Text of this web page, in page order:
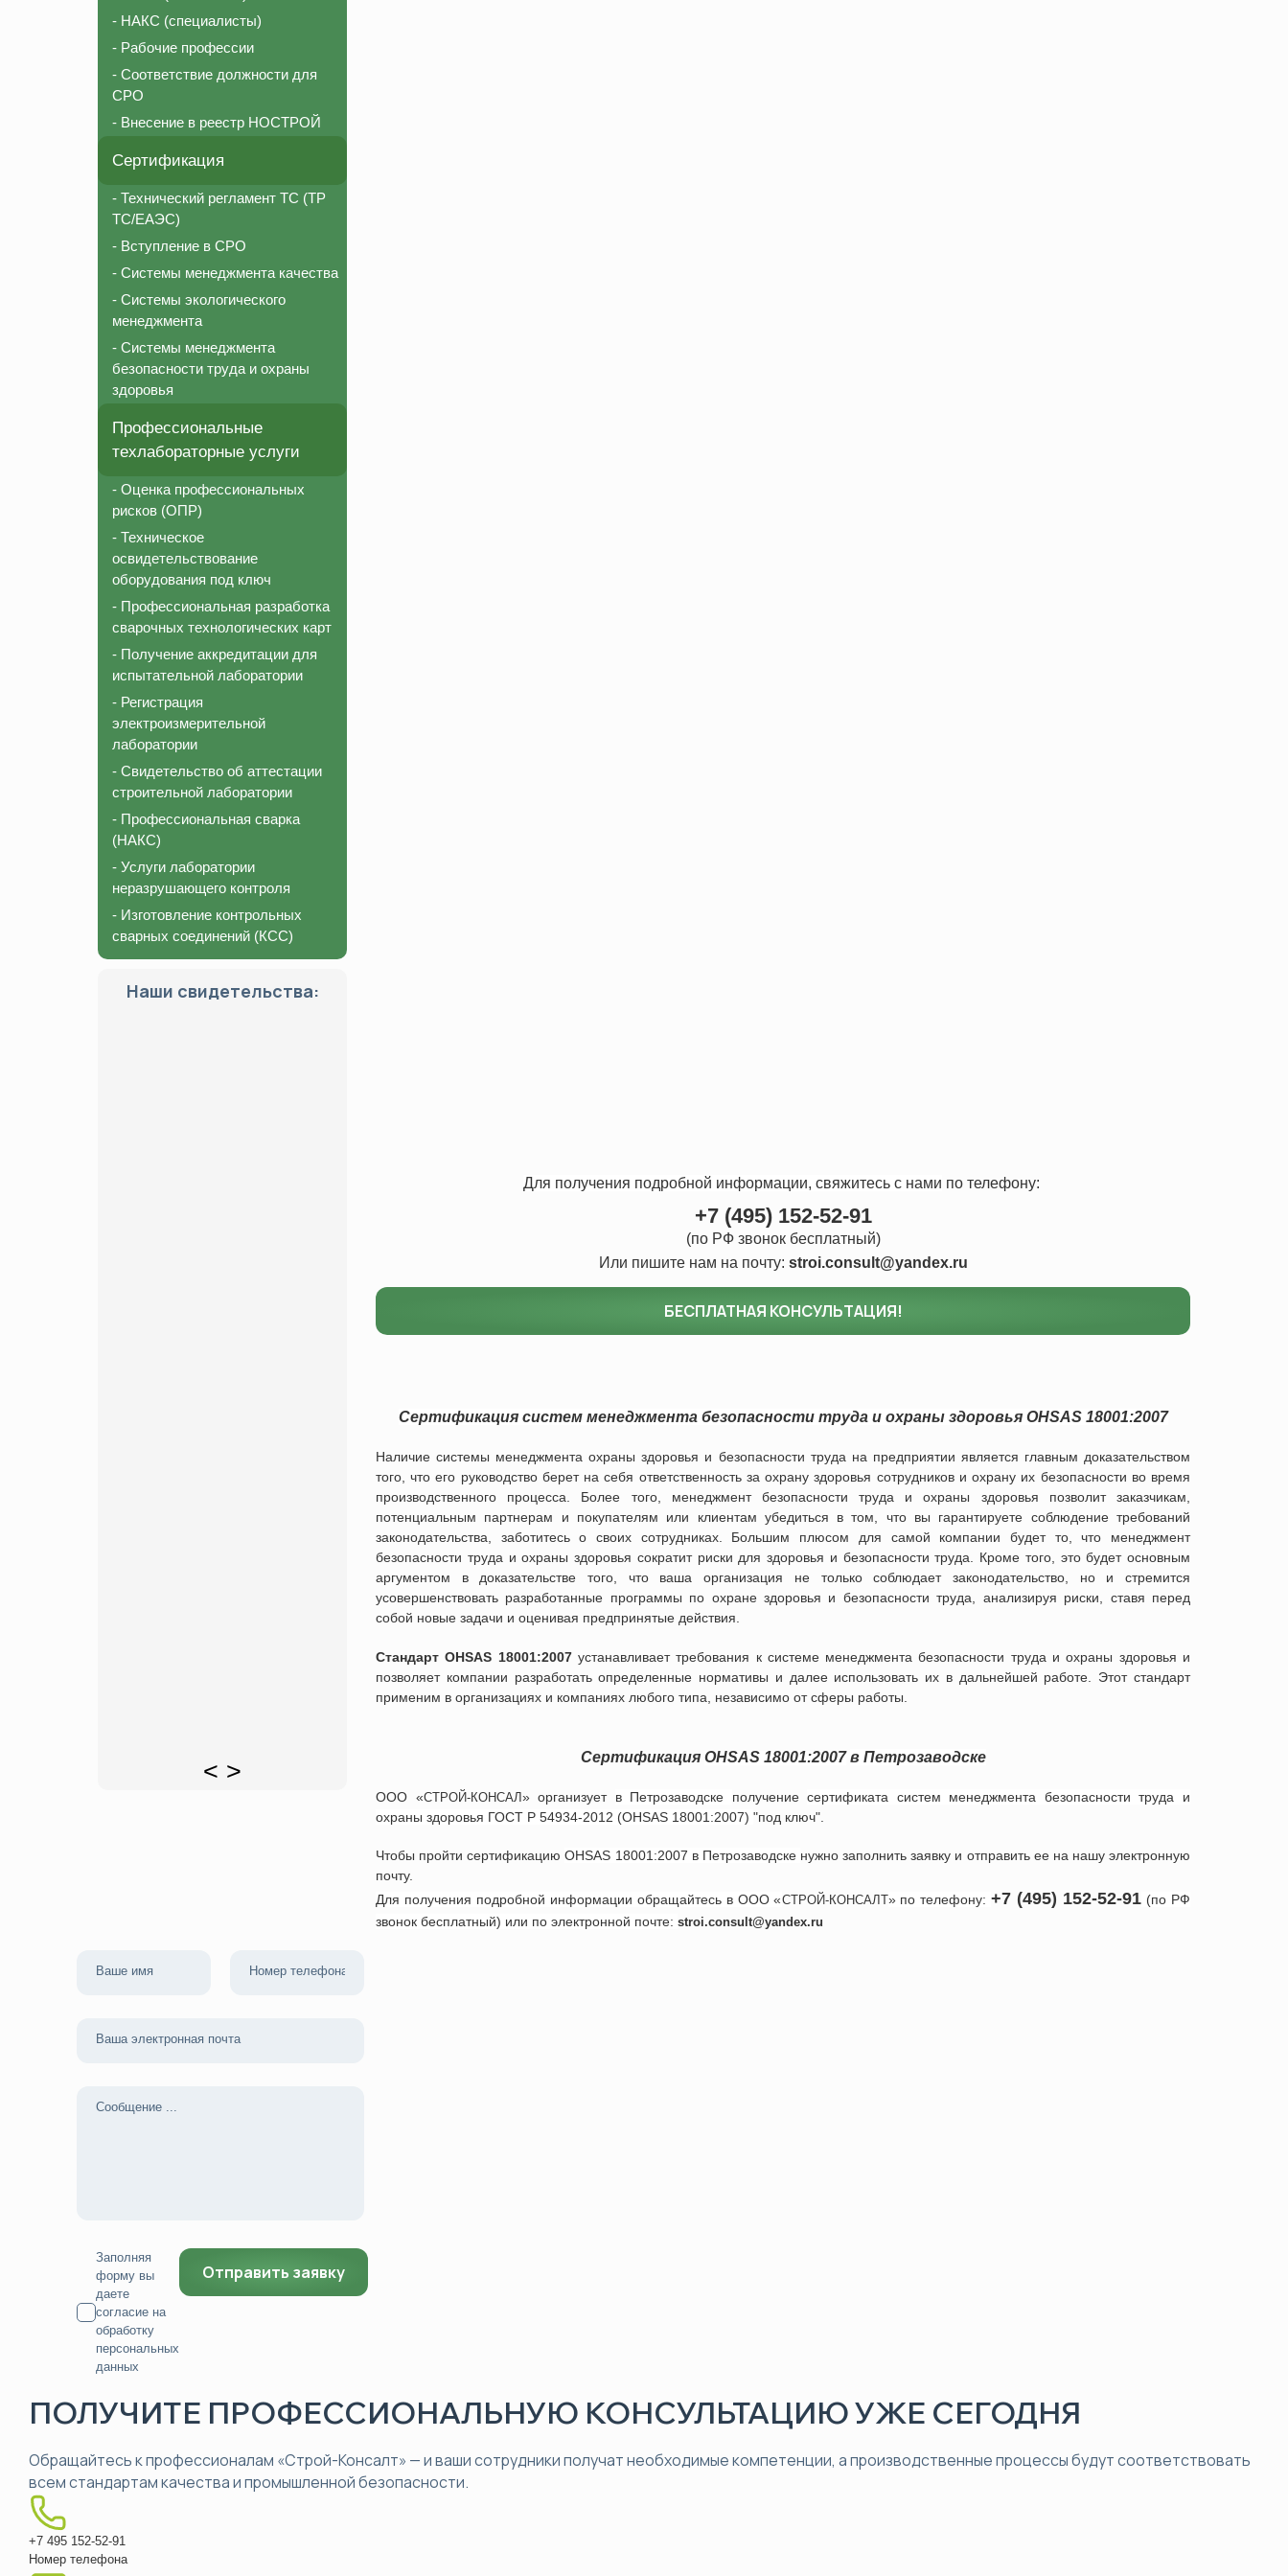
- НАКС (специалисты)
- Рабочие профессии
- Соответствие должности для
СРО
- Внесение в реестр НОСТРОЙ
Сертификация
- Технический регламент ТС (ТР
ТС/ЕАЭС)
- Вступление в СРО
- Системы менеджмента качества
- Системы экологического
менеджмента
- Системы менеджмента
безопасности труда и охраны
здоровья
Профессиональные
техлабораторные услуги
- Оценка профессиональных
рисков (ОПР)
- Техническое
освидетельствование
оборудования под ключ
- Профессиональная разработка
сварочных технологических карт
- Получение аккредитации для
испытательной лаборатории
- Регистрация
электроизмерительной
лаборатории
- Свидетельство об аттестации
строительной лаборатории
- Профессиональная сварка
(НАКС)
- Услуги лаборатории
неразрушающего контроля
- Изготовление контрольных
сварных соединений (КСС)
Наши свидетельства:
< >
Для получения подробной информации, свяжитесь с нами по телефону:
+7 (495) 152-52-91
(по РФ звонок бесплатный)
Или пишите нам на почту: stroi.consult@yandex.ru
БЕСПЛАТНАЯ КОНСУЛЬТАЦИЯ!
Сертификация систем менеджмента безопасности труда и охраны здоровья OHSAS 18001:2007
Наличие системы менеджмента охраны здоровья и безопасности труда на предприятии является главным доказательством
того, что его руководство берет на себя ответственность за охрану здоровья сотрудников и охрану их безопасности во время
производственного процесса. Более того, менеджмент безопасности труда и охраны здоровья позволит заказчикам,
потенциальным партнерам и покупателям или клиентам убедиться в том, что вы гарантируете соблюдение требований
законодательства, заботитесь о своих сотрудниках. Большим плюсом для самой компании будет то, что менеджмент
безопасности труда и охраны здоровья сократит риски для здоровья и безопасности труда. Кроме того, это будет основным
аргументом в доказательстве того, что ваша организация не только соблюдает законодательство, но и стремится
усовершенствовать разработанные программы по охране здоровья и безопасности труда, анализируя риски, ставя перед
собой новые задачи и оценивая предпринятые действия.
Стандарт OHSAS 18001:2007устанавливает требования к системе менеджмента безопасности труда и охраны здоровья и
позволяет компании разработать определенные нормативы и далее использовать их в дальнейшей работе. Этот стандарт
применим в организациях и компаниях любого типа, независимо от сферы работы.
Сертификация OHSAS 18001:2007 в Петрозаводске
ООО «СТРОЙ-КОНСАЛ» организует в Петрозаводске получениесертификата систем менеджмента безопасности труда и
охраны здоровья ГОСТ Р 54934-2012 (OHSAS 18001:2007) "под ключ".
Чтобы пройти сертификациюOHSAS 18001:2007 в Петрозаводске нужно заполнить заявку и отправить ее на нашу электронную
почту.
Для получения подробной информации обращайтесь в ООО «СТРОЙ-КОНСАЛТ» по телефону:+7 (495) 152-52-91 (по РФ
звонок бесплатный) или по электронной почте: stroi.consult@yandex.ru
Заполняя
форму вы
даете
согласие на
обработку
персональных
данных
ПОЛУЧИТЕ ПРОФЕССИОНАЛЬНУЮ КОНСУЛЬТАЦИЮ УЖЕ СЕГОДНЯ
Обращайтесь к профессионалам «Строй-Консалт» — и ваши сотрудники получат необходимые компетенции, а производственные процессы будут соответствовать
всем стандартам качества и промышленной безопасности.
+7 495 152-52-91
Номер телефона